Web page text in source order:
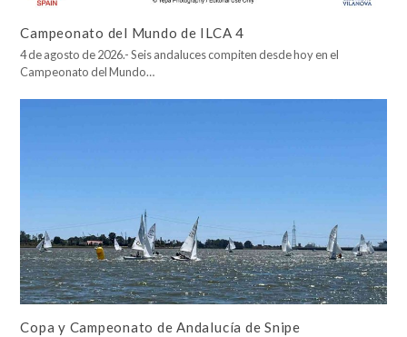
Campeonato del Mundo de ILCA 4
4 de agosto de 2026.- Seis andaluces compiten desde hoy en el
Campeonato del Mundo…
Copa y Campeonato de Andalucía de Snipe